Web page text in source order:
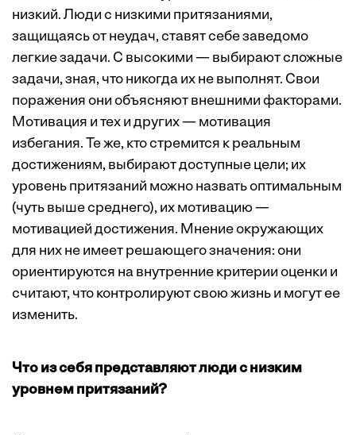
низкий. Люди с низкими притязаниями,
защищаясь от неудач, ставят себе заведомо
легкие задачи. С высокими — выбирают сложные
задачи, зная, что никогда их не выполнят. Свои
поражения они объясняют внешними факторами.
Мотивация и тех и других — мотивация
избегания. Те же, кто стремится к реальным
достижениям, выбирают доступные цели; их
уровень притязаний можно назвать оптимальным
(чуть выше среднего), их мотивацию —
мотивацией достижения. Мнение окружающих
для них не имеет решающего значения: они
ориентируются на внутренние критерии оценки и
считают, что контролируют свою жизнь и могут ее
изменить.
Что из себя представляют люди с низким
уровнем притязаний?